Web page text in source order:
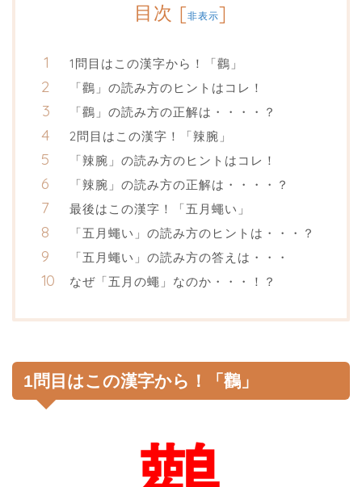
目次 [非表示]
1問目はこの漢字から！「鸛」
「鸛」の読み方のヒントはコレ！
「鸛」の読み方の正解は・・・・？
2問目はこの漢字！「辣腕」
「辣腕」の読み方のヒントはコレ！
「辣腕」の読み方の正解は・・・・？
最後はこの漢字！「五月蠅い」
「五月蠅い」の読み方のヒントは・・・？
「五月蠅い」の読み方の答えは・・・
なぜ「五月の蠅」なのか・・・！？
1問目はこの漢字から！「鸛」